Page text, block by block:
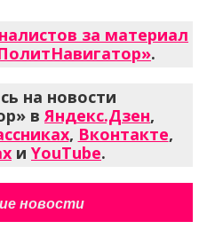
за материал
.
на новости
в Яндекс.Дзен,
, Вконтакте,
и YouTube.
новости